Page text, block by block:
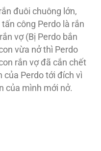
đuôi chuông lớn,
công Perdo là rắn
vợ (Bị Perdo bắn
vừa nở thì Perdo
rắn vợ đã cắn chết
của Perdo tới đích vì
của mình mới nở.